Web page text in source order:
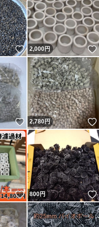
いいね！
2,000円
いいね！
2,780円
いいね！
800円